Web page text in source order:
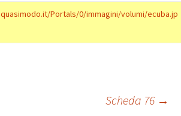
Portals/0/immagini/volumi/ecuba.jp
Scheda 76 →